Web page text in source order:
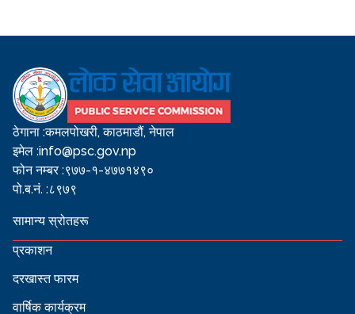
ठेगाना :कमलपोखरी, काठमाडौं, नेपाल
इमेल :info@psc.gov.np
फोन नम्बर :९७७-१-४७७१४९०
पो.ब.नं. :८९७९
सामान्य स्रोतहरू
प्रकाशन
दरखास्त फारम
वार्षिक कार्यक्रम